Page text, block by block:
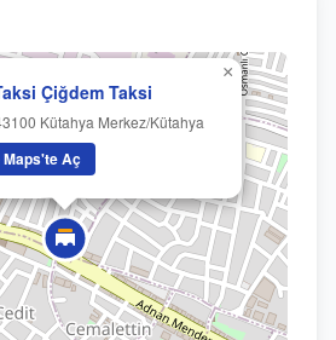
Çiğdem Taksi
Kütahya Merkez/Kütahya
Maps'te Aç
×